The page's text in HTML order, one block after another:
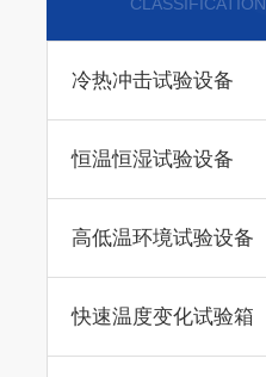
冷热冲击试验设备
恒温恒湿试验设备
高低温环境试验设备
快速温度变化试验箱